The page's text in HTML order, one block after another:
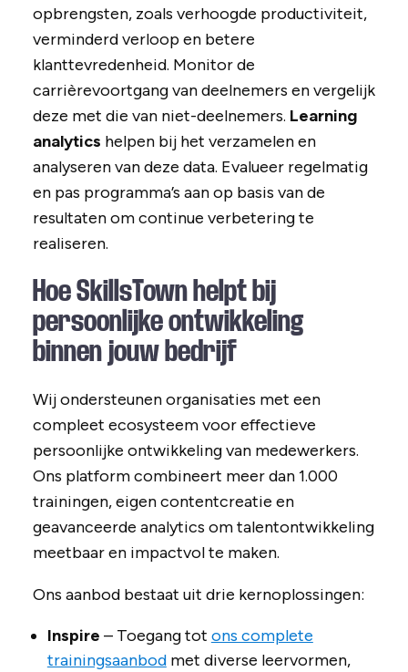
opbrengsten, zoals verhoogde productiviteit,
verminderd verloop en betere
klanttevredenheid. Monitor de
carrièrevoortgang van deelnemers en vergelijk
deze met die van niet-deelnemers. Learning
analytics helpen bij het verzamelen en
analyseren van deze data. Evalueer regelmatig
en pas programma’s aan op basis van de
resultaten om continue verbetering te
realiseren.
Hoe SkillsTown helpt bij
persoonlijke ontwikkeling
binnen jouw bedrijf
Wij ondersteunen organisaties met een
compleet ecosysteem voor effectieve
persoonlijke ontwikkeling van medewerkers.
Ons platform combineert meer dan 1.000
trainingen, eigen contentcreatie en
geavanceerde analytics om talentontwikkeling
meetbaar en impactvol te maken.
Ons aanbod bestaat uit drie kernoplossingen:
Inspire – Toegang tot ons complete
trainingsaanbodmet diverse leervormen,